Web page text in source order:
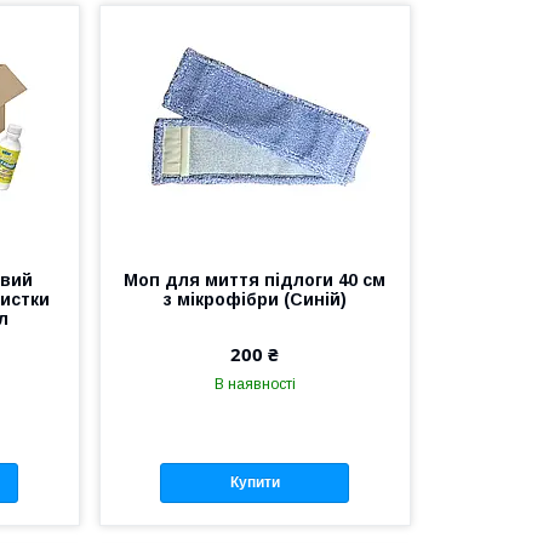
Моп для миття підлоги 40 см
з мікрофібри (Синій)
200 ₴
В наявності
Купити